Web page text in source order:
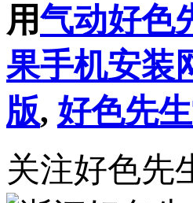
用气动好色
果手机安装
版, 好色先
关注好色先